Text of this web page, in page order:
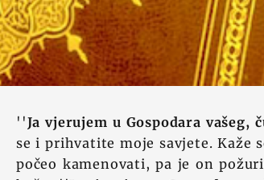
''Ja vjerujem u Gospodara vašeg,
se i prihvatite moje savjete. Kaže
počeo kamenovati, pa je on